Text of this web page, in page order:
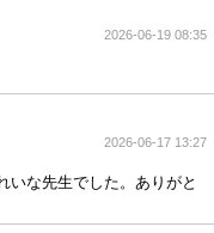
2026-06-19 08:35
2026-06-17 13:27
いな先生でした。ありがと